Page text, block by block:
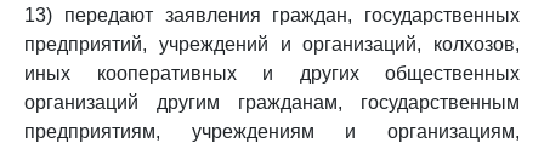
13) передают заявления граждан, государственных
предприятий, учреждений и организаций, колхозов,
иных кооперативных и других общественных
организаций другим гражданам, государственным
предприятиям, учреждениям и организациям,